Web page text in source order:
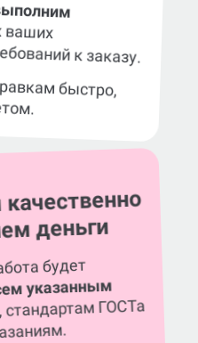
ваших
к заказу.
быстро,
деньги
будет
указанным
стандартам ГОСТа